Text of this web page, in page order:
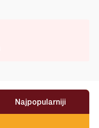
Najpopularniji